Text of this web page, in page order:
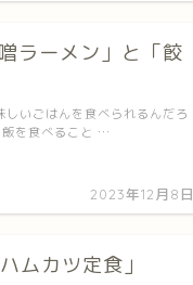
ラーメン」と「餃
2023年12月8日
いごはんを食べられるんだろ
飯を食べること …
ムカツ定食」